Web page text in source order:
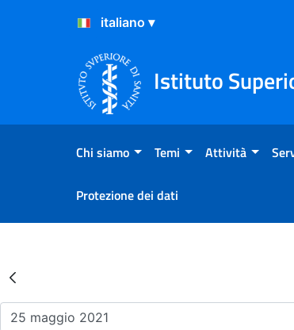
Salta al Contenuto
Salta al Footer
Istituto
Chi siamo Temi Attività
Protezione dei dati
Risultati della Ricerca